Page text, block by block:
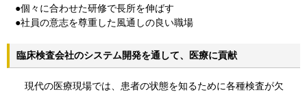
●個々に合わせた研修で長所を伸ばす
●社員の意志を尊重した風通しの良い職場
臨床検査会社のシステム開発を通して、医療に貢献
現代の医療現場では、患者の状態を知るために各種検査が欠